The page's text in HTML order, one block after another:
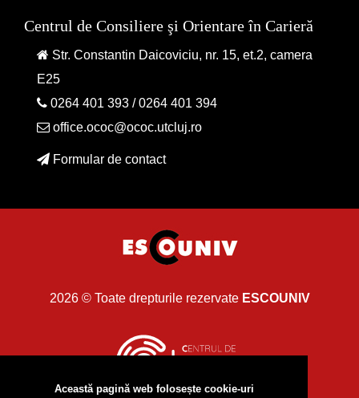
Această pagină web folosește cookie-uri
Centrul de Consiliere şi Orientare în Carieră
Str. Constantin Daicoviciu, nr. 15, et.2, camera
E25
0264 401 393 /0264 401 394
office.ococ@ococ.utcluj.ro
Formular de contact
2026 © Toate drepturile rezervate ESCOUNIV